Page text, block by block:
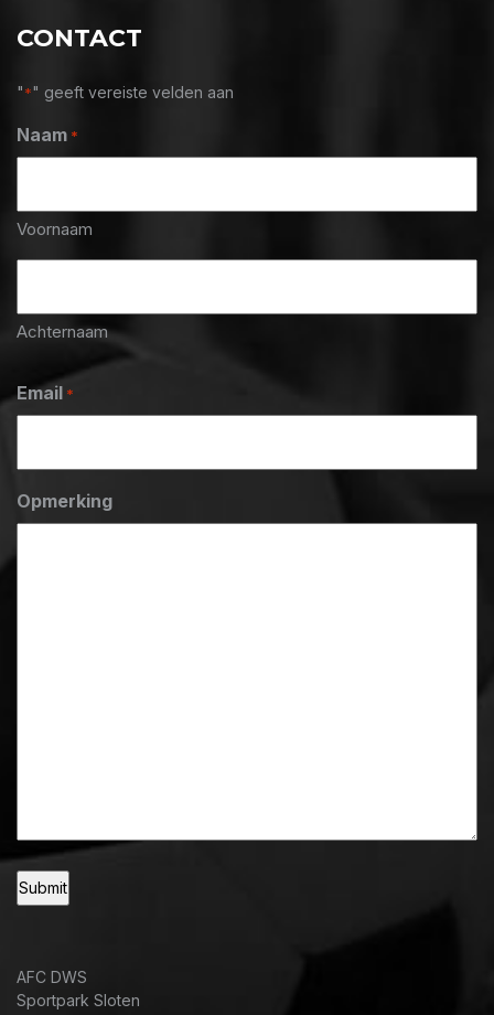
CONTACT
"*" geeft vereiste velden aan
Naam *
Voornaam
Achternaam
Email *
Opmerking
AFC DWS
Sportpark Sloten